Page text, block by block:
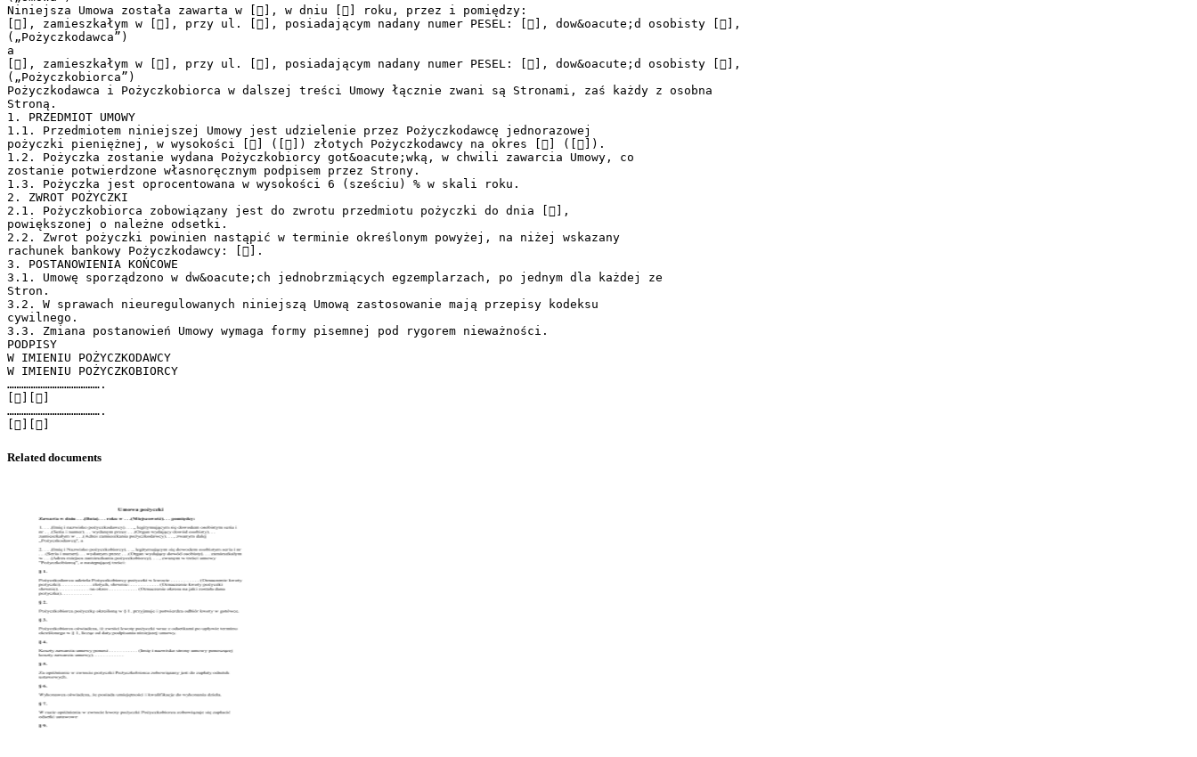
Niniejsza Umowa została zawarta w [], w dniu [] roku, przez i pomiędzy:
[], zamieszkałym w [], przy ul. [], posiadającym nadany numer PESEL: [], dow&oacute;d osobisty [],
(„Pożyczkodawca”)
a
[], zamieszkałym w [], przy ul. [], posiadającym nadany numer PESEL: [], dow&oacute;d osobisty [],
(„Pożyczkobiorca”)
Pożyczkodawca i Pożyczkobiorca w dalszej treści Umowy łącznie zwani są Stronami, zaś każdy z osobna
Stroną.
1. PRZEDMIOT UMOWY
1.1. Przedmiotem niniejszej Umowy jest udzielenie przez Pożyczkodawcę jednorazowej
pożyczki pieniężnej, w wysokości [] ([]) złotych Pożyczkodawcy na okres [] ([]).
1.2. Pożyczka zostanie wydana Pożyczkobiorcy got&oacute;wką, w chwili zawarcia Umowy, co
zostanie potwierdzone własnoręcznym podpisem przez Strony.
1.3. Pożyczka jest oprocentowana w wysokości 6 (sześciu) % w skali roku.
2. ZWROT POŻYCZKI
2.1. Pożyczkobiorca zobowiązany jest do zwrotu przedmiotu pożyczki do dnia [],
powiększonej o należne odsetki.
2.2. Zwrot pożyczki powinien nastąpić w terminie określonym powyżej, na niżej wskazany
rachunek bankowy Pożyczkodawcy: [].
3. POSTANOWIENIA KOŃCOWE
3.1. Umowę sporządzono w dw&oacute;ch jednobrzmiących egzemplarzach, po jednym dla każdej ze
Stron.
3.2. W sprawach nieuregulowanych niniejszą Umową zastosowanie mają przepisy kodeksu
cywilnego.
3.3. Zmiana postanowień Umowy wymaga formy pisemnej pod rygorem nieważności.
PODPISY
W IMIENIU POŻYCZKODAWCY
W IMIENIU POŻYCZKOBIORCY
………………………………….
[][]
………………………………….
Related documents